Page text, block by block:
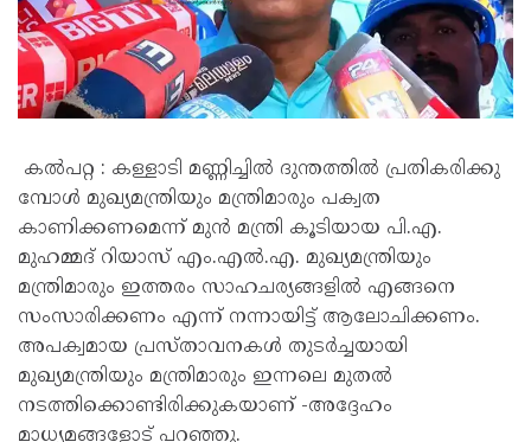
കൽപറ്റ : കള്ളാടി മണ്ണിച്ചിൽ ദുന്തത്തിൽ പ്രതികരിക്കു​
മ്പോൾ മുഖ്യമന്ത്രിയും മന്ത്രിമാരും പക്വത
കാണിക്കണമെന്ന് മുൻ മന്ത്രി കൂടിയായ പി.എ.
മുഹമ്മദ് റിയാസ് എം.എൽ.എ. മുഖ്യമന്ത്രിയും
മന്ത്രിമാരും ഇത്തരം സാഹചര്യങ്ങളിൽ എങ്ങനെ
സംസാരിക്കണം എന്ന് നന്നായിട്ട് ആലോചിക്കണം.
അപക്വമായ പ്രസ്താവനകൾ തുടർച്ചയായി
മുഖ്യമന്ത്രിയും മന്ത്രിമാരും ഇന്നലെ മുതൽ
നടത്തിക്കൊണ്ടിരിക്കുകയാണ് -അദ്ദേഹം
മാധ്യമങ്ങളോട് പറഞ്ഞു.